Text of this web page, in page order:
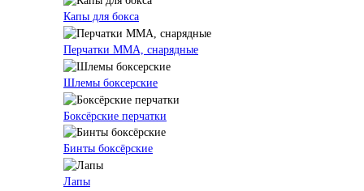
Капы для бокса
Перчатки ММА, снарядные
Шлемы боксерские
Боксёрские перчатки
Бинты боксёрские
Лапы